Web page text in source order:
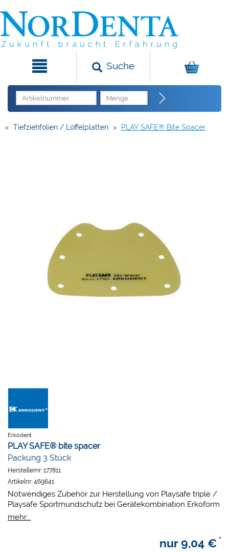
Suche
< Tiefziehfolien / Löffelplatten > PLAY SAFE® Bite Spacer
Erkodent
PLAY SAFE® bite spacer
Packung 3 Stück
Herstellernr: 177811
Artikelnr: 469641
Notwendiges Zubehör zur Herstellung von Playsafe triple /
Playsafe Sportmundschutz bei Gerätekombination Erkoform
der Serie 3 mit Occluform-3.
mehr...
nur9,04 € *